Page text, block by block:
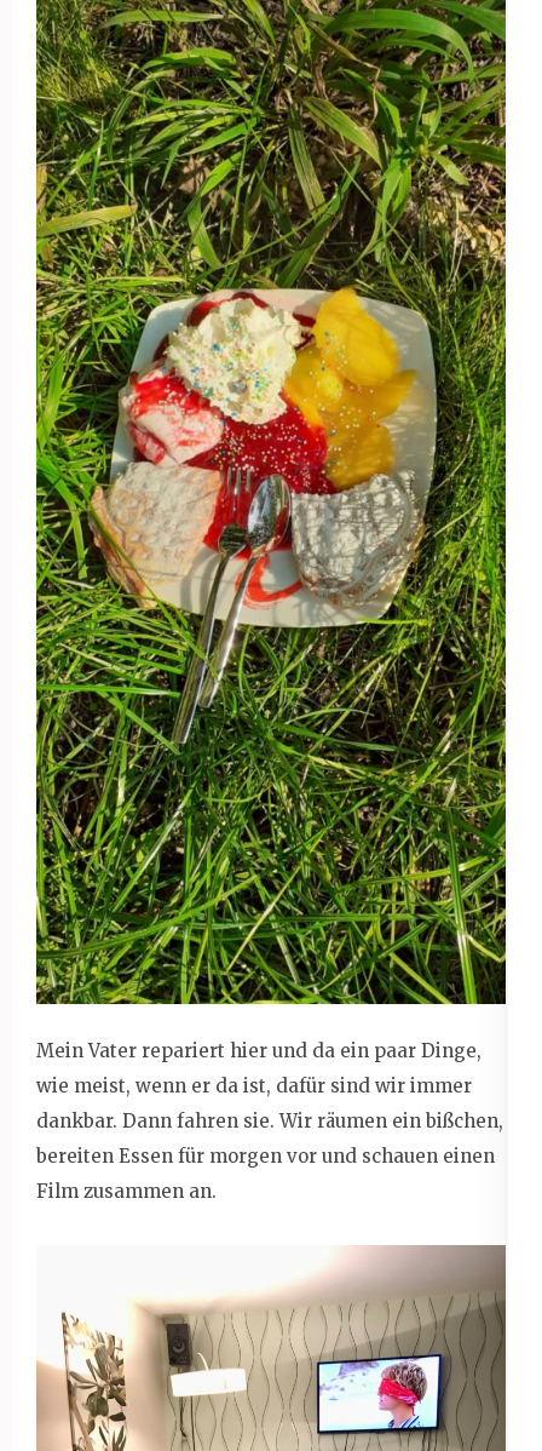
Mein Vater repariert hier und da ein paar Dinge,
wie meist, wenn er da ist, dafür sind wir immer
dankbar. Dann fahren sie. Wir räumen ein bißchen,
bereiten Essen für morgen vor und schauen einen
Film zusammen an.